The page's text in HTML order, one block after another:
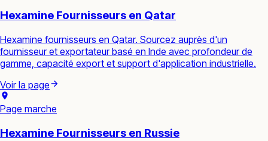
Hexamine Fournisseurs en Qatar
Hexamine fournisseurs en Qatar. Sourcez auprès d'un
fournisseur et exportateur basé en Inde avec profondeur de
gamme, capacité export et support d'application industrielle.
Voir la page
Page marche
Hexamine Fournisseurs en Russie